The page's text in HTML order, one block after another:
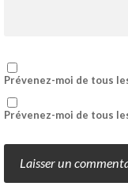
Prévenez-moi de tous
Prévenez-moi de tous